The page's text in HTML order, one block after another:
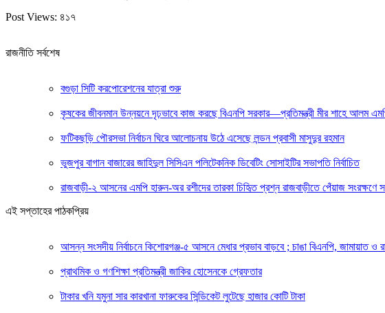
Post Views: ৪১৭
রাজনীতি সর্বশেষ
বগুড়া সিটি করপোরেশনের যাত্রা শুরু
কৃষকের জীবনমান উন্নয়নে দৃঢ়ভাবে কাজ করছে বিএনপি সরকার—প্রতিমন্ত্রী মীর শাহে আলম
ফটিকছড়ি পৌরসভা নির্বাচন ঘিরে আলোচনায় উঠে এসেছে লন্ডন প্রবাসী মাসুদুর রহমান
ভুজপুর বাগান বাজারের জাহিদুল সিসিএন পলিটেকনিক ডিবেটিং সোসাইটির সভাপতি নির্বাচিত
রাজবাড়ী-২ আসনের এমপি হারুন-অর রশীদের তারকা চিহিৃত প্রশ্ন রাজবাড়ীতে পেঁয়াজ সংরক্ষণে
এই সপ্তাহের পাঠকপ্রিয়
আসন্ন সংসদীয় নির্বাচনে কিশোরগঞ্জ-৫ আসনে মেধার প্রভাব বাড়বে ; চাঙা বিএনপি, জামায়াত ও
প্রাথমিক ও গণশিক্ষা প্রতিমন্ত্রী জাকির হোসেনকে গ্রেফতার
টাকার খনি যমুনা সার কারখানা ফারুকের সিন্ডিকেট লুটেছে হাজার কোটি টাকা